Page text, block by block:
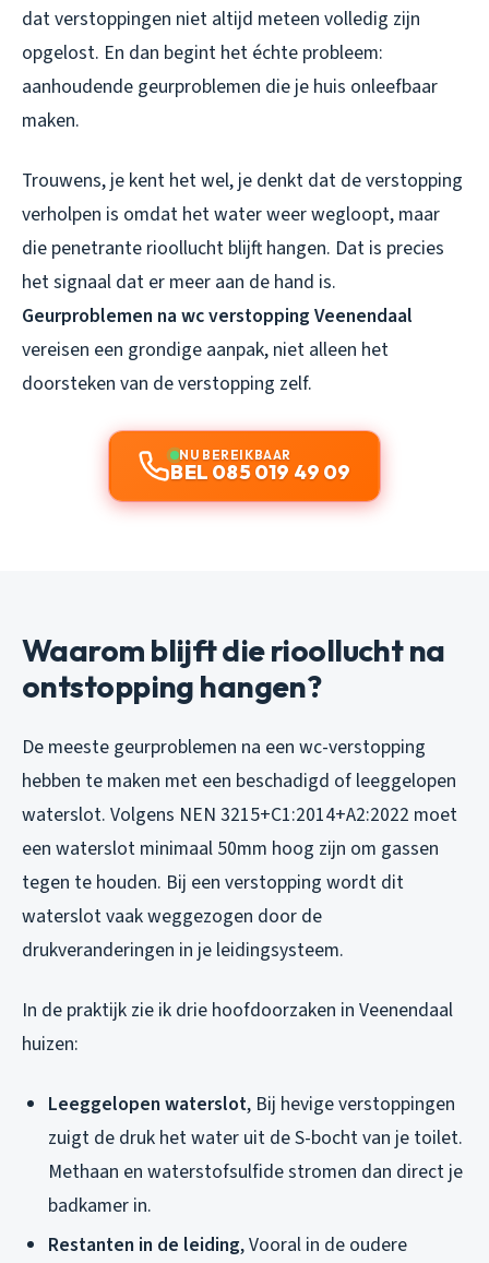
dat verstoppingen niet altijd meteen volledig zijn
opgelost. En dan begint het échte probleem:
aanhoudende geurproblemen die je huis onleefbaar
maken.
Trouwens, je kent het wel, je denkt dat de verstopping
verholpen is omdat het water weer wegloopt, maar
die penetrante rioollucht blijft hangen. Dat is precies
het signaal dat er meer aan de hand is.
Geurproblemen na wc verstopping Veenendaal
vereisen een grondige aanpak, niet alleen het
doorsteken van de verstopping zelf.
NU BEREIKBAAR
BEL 085 019 49 09
Waarom blijft die rioollucht na
ontstopping hangen?
De meeste geurproblemen na een wc-verstopping
hebben te maken met een beschadigd of leeggelopen
waterslot. Volgens NEN 3215+C1:2014+A2:2022 moet
een waterslot minimaal 50mm hoog zijn om gassen
tegen te houden. Bij een verstopping wordt dit
waterslot vaak weggezogen door de
drukveranderingen in je leidingsysteem.
In de praktijk zie ik drie hoofdoorzaken in Veenendaal
huizen:
Leeggelopen waterslot, Bij hevige verstoppingen
zuigt de druk het water uit de S-bocht van je toilet.
Methaan en waterstofsulfide stromen dan direct je
badkamer in.
Restanten in de leiding, Vooral in de oudere